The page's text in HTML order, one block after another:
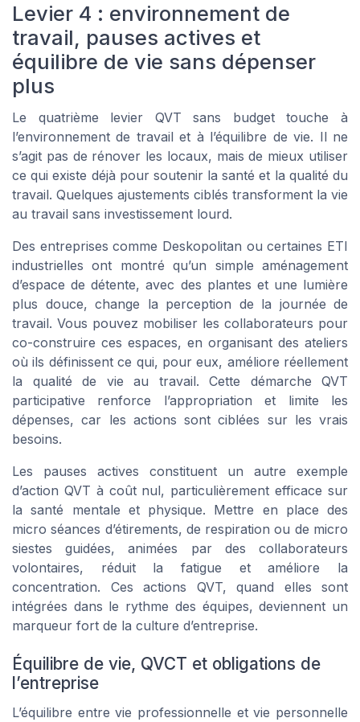
Levier 4 : environnement de
travail, pauses actives et
équilibre de vie sans dépenser
plus
Le quatrième levier QVT sans budget touche à
l’environnement de travail et à l’équilibre de vie. Il ne
s’agit pas de rénover les locaux, mais de mieux utiliser
ce qui existe déjà pour soutenir la santé et la qualité du
travail. Quelques ajustements ciblés transforment la vie
au travail sans investissement lourd.
Des entreprises comme Deskopolitan ou certaines ETI
industrielles ont montré qu’un simple aménagement
d’espace de détente, avec des plantes et une lumière
plus douce, change la perception de la journée de
travail. Vous pouvez mobiliser les collaborateurs pour
co-construire ces espaces, en organisant des ateliers
où ils définissent ce qui, pour eux, améliore réellement
la qualité de vie au travail. Cette démarche QVT
participative renforce l’appropriation et limite les
dépenses, car les actions sont ciblées sur les vrais
besoins.
Les pauses actives constituent un autre exemple
d’action QVT à coût nul, particulièrement efficace sur
la santé mentale et physique. Mettre en place des
micro séances d’étirements, de respiration ou de micro
siestes guidées, animées par des collaborateurs
volontaires, réduit la fatigue et améliore la
concentration. Ces actions QVT, quand elles sont
intégrées dans le rythme des équipes, deviennent un
marqueur fort de la culture d’entreprise.
Équilibre de vie, QVCT et obligations de
l’entreprise
L’équilibre entre vie professionnelle et vie personnelle